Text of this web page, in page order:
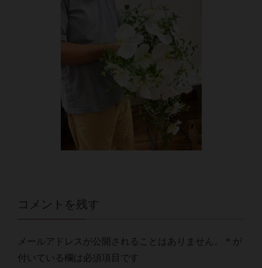
コメントを残す
メールアドレスが公開されることはありません。
が
付いている欄は必須項目です